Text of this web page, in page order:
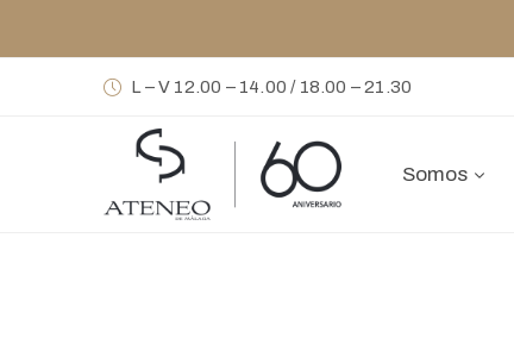
L – V 12.00 – 14.00 / 18.00 – 21.30
Somos